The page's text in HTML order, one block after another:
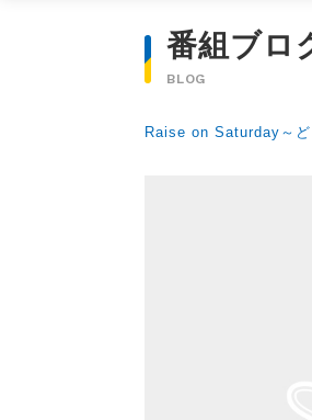
番組ブロ
BLOG
Raise on Saturday～ど